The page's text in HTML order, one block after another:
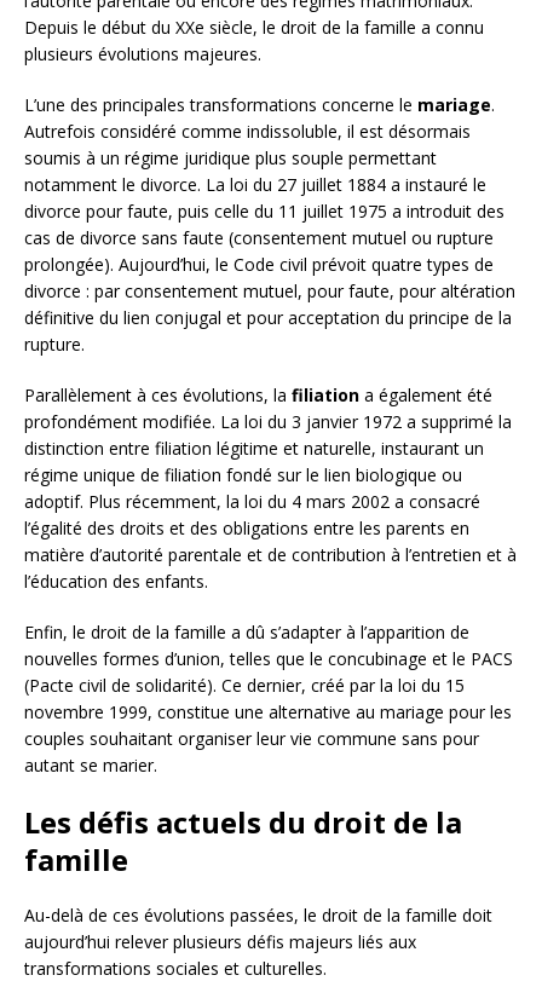
Depuis le début du XXe siècle, le droit de la famille a connu
plusieurs évolutions majeures.
L’une des principales transformations concerne le mariage.
Autrefois considéré comme indissoluble, il est désormais
soumis à un régime juridique plus souple permettant
notamment le divorce. La loi du 27 juillet 1884 a instauré le
divorce pour faute, puis celle du 11 juillet 1975 a introduit des
cas de divorce sans faute (consentement mutuel ou rupture
prolongée). Aujourd’hui, le Code civil prévoit quatre types de
divorce : par consentement mutuel, pour faute, pour altération
définitive du lien conjugal et pour acceptation du principe de la
rupture.
Parallèlement à ces évolutions, la filiation a également été
profondément modifiée. La loi du 3 janvier 1972 a supprimé la
distinction entre filiation légitime et naturelle, instaurant un
régime unique de filiation fondé sur le lien biologique ou
adoptif. Plus récemment, la loi du 4 mars 2002 a consacré
l’égalité des droits et des obligations entre les parents en
matière d’autorité parentale et de contribution à l’entretien et à
l’éducation des enfants.
Enfin, le droit de la famille a dû s’adapter à l’apparition de
nouvelles formes d’union, telles que le concubinage et le PACS
(Pacte civil de solidarité). Ce dernier, créé par la loi du 15
novembre 1999, constitue une alternative au mariage pour les
couples souhaitant organiser leur vie commune sans pour
autant se marier.
Les défis actuels du droit de la
famille
Au-delà de ces évolutions passées, le droit de la famille doit
aujourd’hui relever plusieurs défis majeurs liés aux
transformations sociales et culturelles.